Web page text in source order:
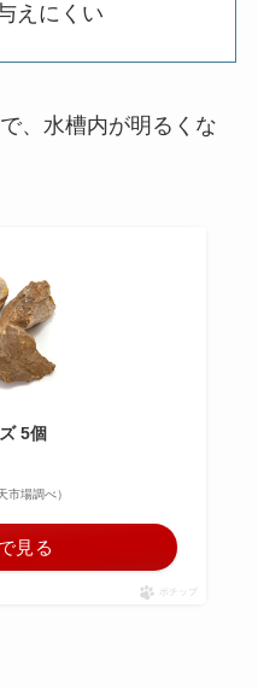
えにくい
、水槽内が明るくな
5個
場調べ）
見る
ポチップ